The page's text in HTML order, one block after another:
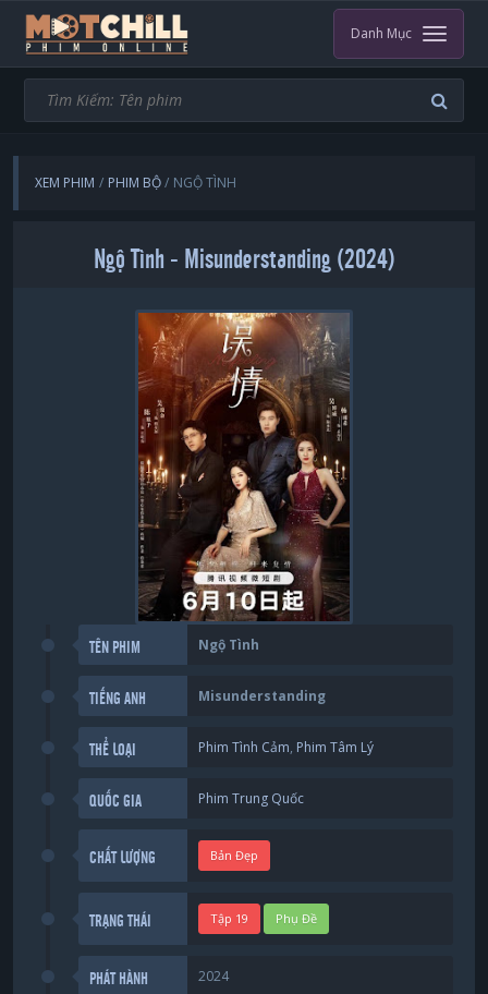
Danh Mục
XEM PHIM PHIM BỘ NGỘ TÌNH
Ngộ Tình - Misunderstanding (2024)
TÊN PHIM Ngộ Tình
TIẾNG ANH Misunderstanding
THỂ LOẠI Phim Tình Cảm, Phim Tâm Lý
QUỐC GIA Phim Trung Quốc
CHẤT LƯỢNG Bản Đẹp
TRẠNG THÁI Tập 19 Phụ Đề
PHÁT HÀNH 2024